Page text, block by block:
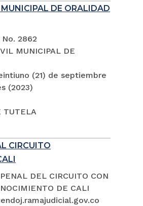
DE ORALIDAD
2862
MUNICIPAL DE
(21) de septiembre
(2023)
TUTELA
CIRCUITO
DEL CIRCUITO CON
DE CALI